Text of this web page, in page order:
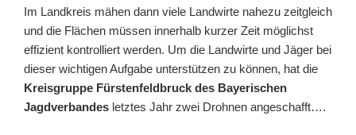
Im Landkreis mähen dann viele Landwirte nahezu zeitgleich
und die Flächen müssen innerhalb kurzer Zeit möglichst
effizient kontrolliert werden. Um die Landwirte und Jäger bei
dieser wichtigen Aufgabe unterstützen zu können, hat die
Kreisgruppe Fürstenfeldbruck des Bayerischen
Jagdverbandes letztes Jahr zwei Drohnen angeschafft….